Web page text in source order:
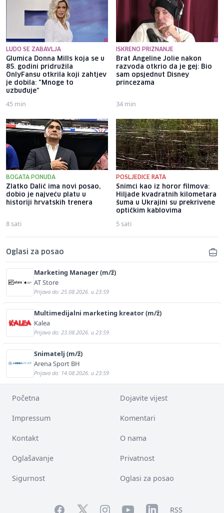
LUDO SE ZABAVLJA
Glumica Donna Mills koja se u
85. godini pridružila
OnlyFansu otkrila koji zahtjev
je dobila: "Mnoge to
uzbuđuje"
45 min
ISKRENO PRIZNANJE
Brat Angeline Jolie nakon
razvoda otkrio da je gej: Bio
sam opsjednut Disney
princezama
34 min
BOGATA PONUDA
Zlatko Dalić ima novi posao,
dobio je najveću platu u
historiji hrvatskih trenera
8 sati
POSLJEDICE RATA
Snimci kao iz horor filmova:
Hiljade kvadratnih kilometara
šuma u Ukrajini su prekrivene
optičkim kablovima
5 sati
Oglasi za posao
Marketing Manager (m/ž)
AT Store
Prijava do: 25.08.2026. u 23:59
Multimedijalni marketing kreator (m/ž)
Kalea
Prijava do: 23.08.2026. u 23:59
Snimatelj (m/ž)
Arena Sport BH
Prijava do: 14.08.2026. u 23:59
Početna Dojavite vijest
Impressum Komentari
Kontakt O nama
Oglašavanje Privatnost
Sigurnost Oglasi za posao
FacebookTwitterInstagramYouTubeLinkedInRSS